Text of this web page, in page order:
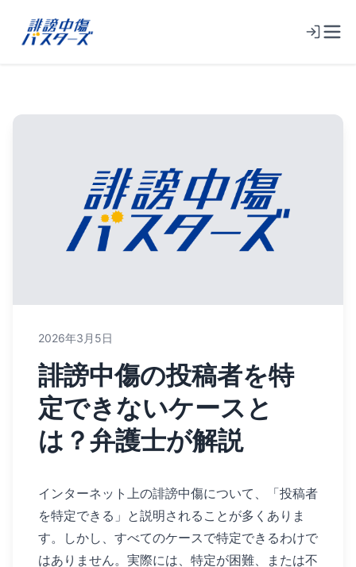
2026年3月5日
誹謗中傷の投稿者を特
定できないケースと
は？弁護士が解説
インターネット上の誹謗中傷について、「投稿者
を特定できる」と説明されることが多くありま
す。しかし、すべてのケースで特定できるわけで
はありません。実際には、特定が困難、または不